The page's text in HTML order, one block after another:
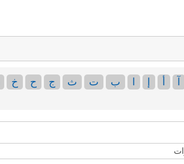
ب ت ث ج ح خ